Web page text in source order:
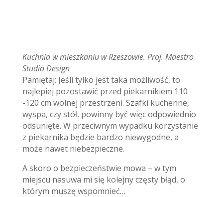
Kuchnia w mieszkaniu w Rzeszowie. Proj. Maestro
Studio Design
Pamiętaj: Jeśli tylko jest taka możliwość, to
najlepiej pozostawić przed piekarnikiem 110
-120 cm wolnej przestrzeni. Szafki kuchenne,
wyspa, czy stół, powinny być więc odpowiednio
odsunięte. W przeciwnym wypadku korzystanie
z piekarnika będzie bardzo niewygodne, a
może nawet niebezpieczne.
A skoro o bezpieczeństwie mowa – w tym
miejscu nasuwa mi się kolejny częsty błąd, o
którym muszę wspomnieć…